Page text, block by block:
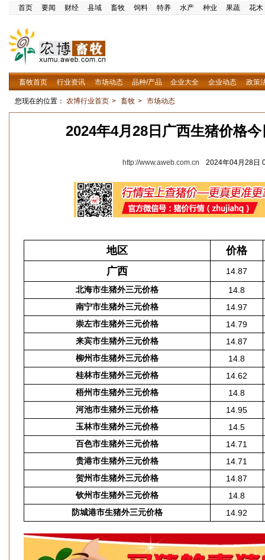
首页 要闻 财经 县域 畜牧 饲料 特养 水产 种业 果蔬 花木
畜牧首页 行业资讯 市场动态 品种/产品 企业大全 企业动态 政策
您现在的位置： 农博行业首页 > 畜牧 > 市场动态
2024年4月28日广西生猪价格
http://www.aweb.com.cn 2024年04月28日
地区
价格
广西
14.87
北海市生猪外三元价格
14.8
南宁市生猪外三元价格
14.97
崇左市生猪外三元价格
14.79
来宾市生猪外三元价格
14.87
柳州市生猪外三元价格
14.8
桂林市生猪外三元价格
14.62
梧州市生猪外三元价格
14.8
河池市生猪外三元价格
14.95
玉林市生猪外三元价格
14.5
百色市生猪外三元价格
14.71
贵港市生猪外三元价格
14.71
贺州市生猪外三元价格
14.87
钦州市生猪外三元价格
14.8
防城港市生猪外三元价格
14.92